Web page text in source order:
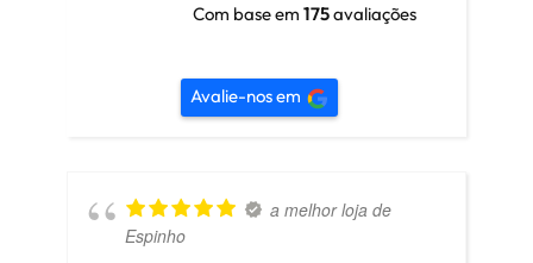
Com base em 175avaliações
Avalie-nos em
a melhor loja de
Espinho